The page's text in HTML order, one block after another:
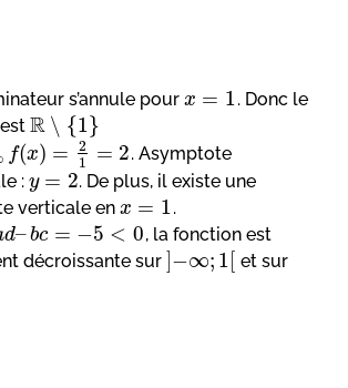
s’annule pour x = 1. Donc le
R ∖ {1}
f(x) =
2
1
= 2. Asymptote
: y = 2. De plus, il existe une
verticale en x = 1.
d–bc = −5 < 0, la fonction est
décroissante sur −∞; 1 et sur